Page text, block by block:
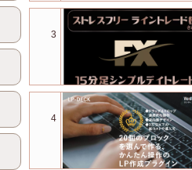
3
4